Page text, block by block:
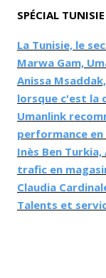
SPÉCIAL
La Tunisie, le
Marwa Gam,
Anissa
lorsque c'est la
Umanlink
performance en
Inès Ben
trafic en
Claudia
Talents et